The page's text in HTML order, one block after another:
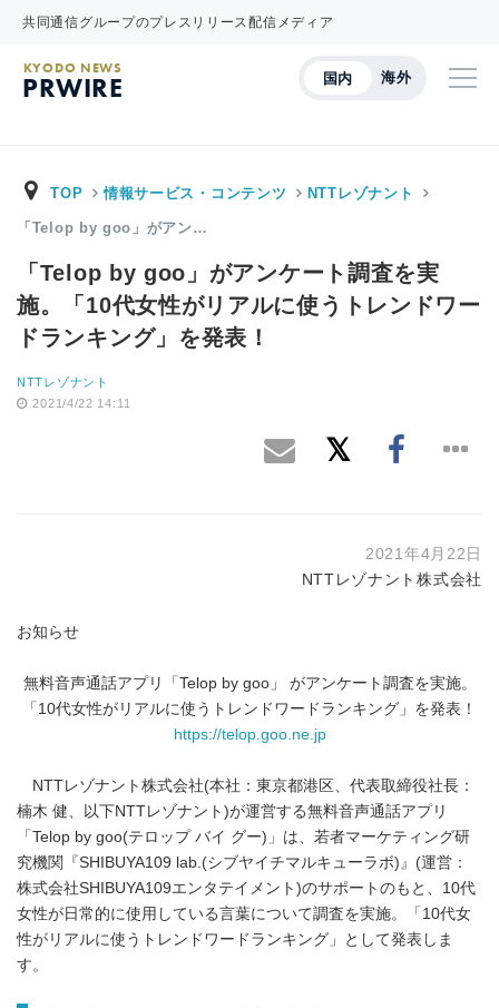
共同通信グループのプレスリリース配信メディア
国内 海外
KYODO NEWS
PRWIRE
TOP 情報サービス・コンテンツ NTTレゾナント
「Telop by goo」がアン…
「Telop by goo」がアンケート調査を実
施。「10代女性がリアルに使うトレンドワー
ドランキング」を発表！
NTTレゾナント
2021/4/22 14:11
2021年4月22日
NTTレゾナント株式会社
お知らせ
無料音声通話アプリ「Telop by goo」 がアンケート調査を実施。
「10代女性がリアルに使うトレンドワードランキング」を発表！
https://telop.goo.ne.jp
NTTレゾナント株式会社(本社：東京都港区、代表取締役社長：
楠木 健、以下NTTレゾナント)が運営する無料音声通話アプリ
「Telop by goo(テロップ バイ グー)」は、若者マーケティング研
究機関『SHIBUYA109 lab.(シブヤイチマルキューラボ)』(運営：
株式会社SHIBUYA109エンタテイメント)のサポートのもと、10代
女性が日常的に使用している言葉について調査を実施。「10代女
性がリアルに使うトレンドワードランキング」として発表しま
す。